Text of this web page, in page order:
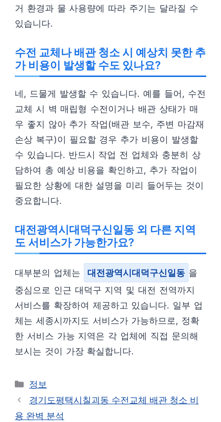
거 환경과 물 사용량에 따라 주기는 달라질 수
있습니다.
수전 교체나 배관 청소 시 예상치 못한 추
가 비용이 발생할 수도 있나요?
네, 드물게 발생할 수 있습니다. 예를 들어, 수전
교체 시 벽 매립형 수전이거나 배관 상태가 매
우 좋지 않아 추가 작업(배관 보수, 주변 마감재
손상 복구)이 필요할 경우 추가 비용이 발생할
수 있습니다. 반드시 작업 전 업체와 충분히 상
담하여 총 예상 비용을 확인하고, 추가 작업이
필요한 상황에 대한 설명을 미리 들어두는 것이
중요합니다.
대전광역시대덕구신일동 외 다른 지역
도 서비스가 가능한가요?
대부분의 업체는 대전광역시대덕구신일동 을
중심으로 인근 대덕구 지역 및 대전 전역까지
서비스를 확장하여 제공하고 있습니다. 일부 업
체는 세종시까지도 서비스가 가능하므로, 정확
한 서비스 가능 지역은 각 업체에 직접 문의해
보시는 것이 가장 확실합니다.
카
테
정보
경기도평택시칠괴동 수전교체 배관 청소 비
용 완벽 분석